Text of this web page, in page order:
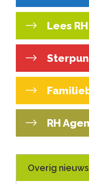
Lees
RH
Overig nieuws